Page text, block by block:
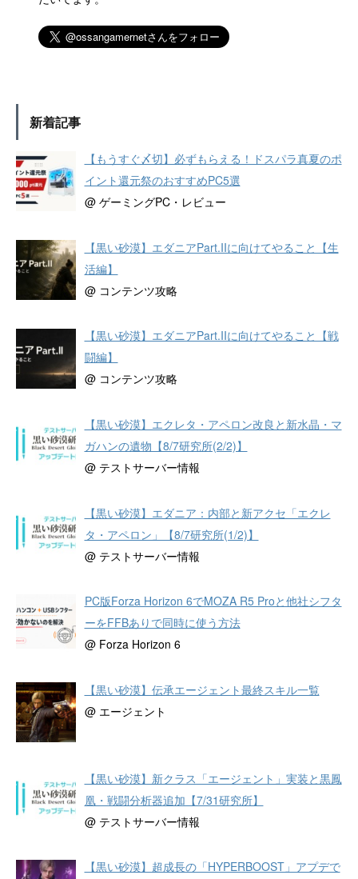
新着記事
【もうすぐ〆切】必ずもらえる！ドスパラ真夏のポ
イント還元祭のおすすめPC5選
@ ゲーミングPC・レビュー
【黒い砂漠】エダニアPart.IIに向けてやること【生
活編】
@ コンテンツ攻略
【黒い砂漠】エダニアPart.IIに向けてやること【戦
闘編】
@ コンテンツ攻略
【黒い砂漠】エクレタ・アペロン改良と新水晶・マ
ガハンの遺物【8/7研究所(2/2)】
@ テストサーバー情報
【黒い砂漠】エダニア：内部と新アクセ「エクレ
タ・アペロン」【8/7研究所(1/2)】
@ テストサーバー情報
PC版Forza Horizon 6でMOZA R5 Proと他社シフタ
ーをFFBありで同時に使う方法
@ Forza Horizon 6
【黒い砂漠】伝承エージェント最終スキル一覧
@ エージェント
【黒い砂漠】新クラス「エージェント」実装と黒鳳
凰・戦闘分析器追加【7/31研究所】
@ テストサーバー情報
【黒い砂漠】超成長の「HYPERBOOST」アプデで